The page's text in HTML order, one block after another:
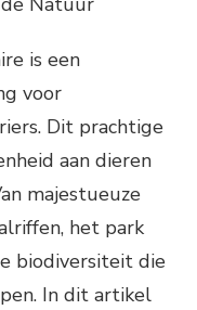
is een
voor
Dit prachtige
aan dieren
majestueuze
het park
biodiversiteit die
In dit artikel